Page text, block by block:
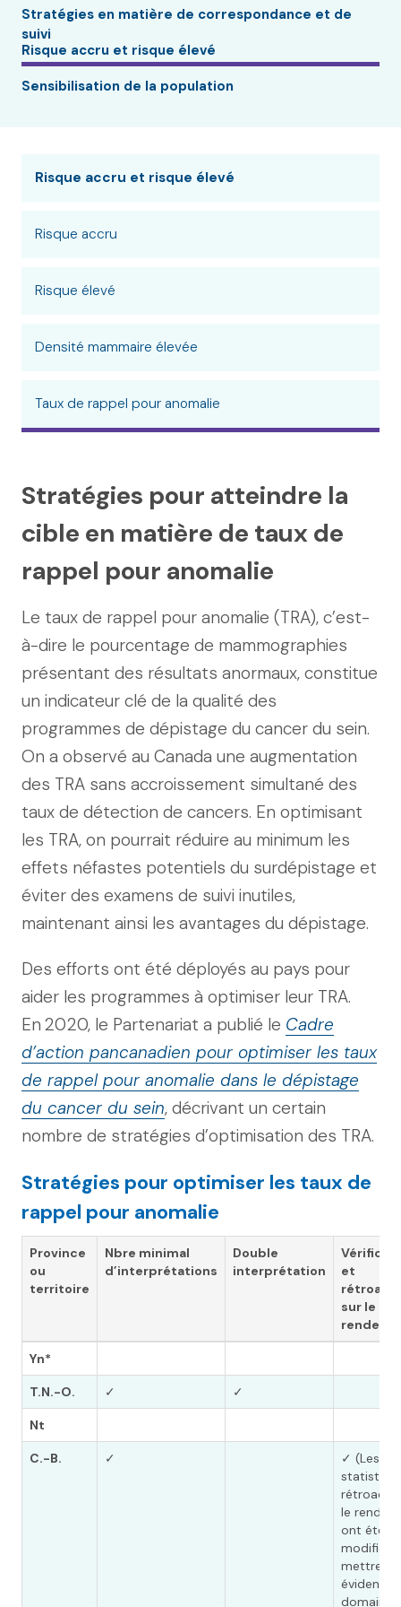
Stratégies en matière de correspondance et de
suivi
Risque accru et risque élevé
Sensibilisation de la population
Risque accru et risque élevé
Risque accru
Risque élevé
Densité mammaire élevée
Taux de rappel pour anomalie
Stratégies pour atteindre la
cible en matière de taux de
rappel pour anomalie
Le taux de rappel pour anomalie (TRA), c’est-
à-dire le pourcentage de mammographies
présentant des résultats anormaux, constitue
un indicateur clé de la qualité des
programmes de dépistage du cancer du sein.
On a observé au Canada une augmentation
des TRA sans accroissement simultané des
taux de détection de cancers. En optimisant
les TRA, on pourrait réduire au minimum les
effets néfastes potentiels du surdépistage et
éviter des examens de suivi inutiles,
maintenant ainsi les avantages du dépistage.
Des efforts ont été déployés au pays pour
aider les programmes à optimiser leur TRA.
En 2020, le Partenariat a publié le Cadre
d’action pancanadien pour optimiser les taux
de rappel pour anomalie dans le dépistage
du cancer du sein, décrivant un certain
nombre de stratégies d’optimisation des TRA.
Stratégies pour optimiser les taux de
rappel pour anomalie
Province
ou
territoire
Nbre minimal
d’interprétations
Double
interprétation
et
sur le
Yn*
T.N.-O. ✓ ✓
Nt
C.-B. ✓
✓ (Les
le
ont été
mettre en
évidence
domaines